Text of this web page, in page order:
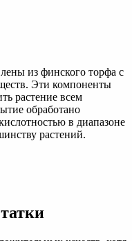
из финского торфа с
Эти компоненты
растение всем
обработано
в диапазоне
растений.